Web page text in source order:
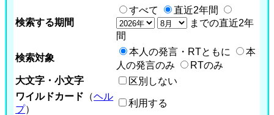
検索する期間
すべて
直近2年間
までの直近2年
間
検索対象
本人の発言・RTともに
本
人の発言のみ
RTのみ
大文字・小文字
区別しない
ワイルドカード （ヘル
プ）
利用する